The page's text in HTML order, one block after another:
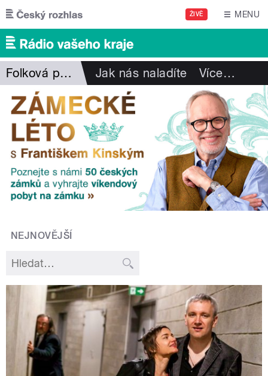
Přejít k hlavnímu obsahu
ŽIVĚ MENU
Folková pohlazení Jak nás naladíte Více…
NEJNOVĚJŠÍ